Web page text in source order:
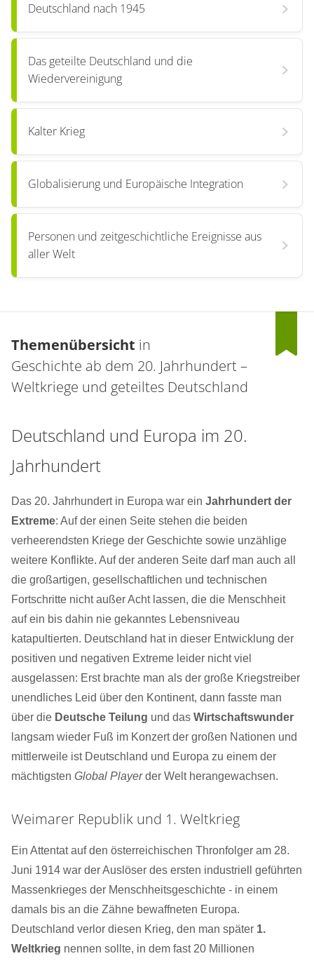
Deutschland nach 1945
Das geteilte Deutschland und die
Wiedervereinigung
Kalter Krieg
Globalisierung und Europäische Integration
Personen und zeitgeschichtliche Ereignisse aus
aller Welt
Themenübersicht in
Geschichte ab dem 20. Jahrhundert –
Weltkriege und geteiltes Deutschland
Deutschland und Europa im 20.
Jahrhundert
Das 20. Jahrhundert in Europa war ein Jahrhundert der
Extreme: Auf der einen Seite stehen die beiden
verheerendsten Kriege der Geschichte sowie unzählige
weitere Konflikte. Auf der anderen Seite darf man auch all
die großartigen, gesellschaftlichen und technischen
Fortschritte nicht außer Acht lassen, die die Menschheit
auf ein bis dahin nie gekanntes Lebensniveau
katapultierten. Deutschland hat in dieser Entwicklung der
positiven und negativen Extreme leider nicht viel
ausgelassen: Erst brachte man als der große Kriegstreiber
unendliches Leid über den Kontinent, dann fasste man
über die Deutsche Teilung und das Wirtschaftswunder
langsam wieder Fuß im Konzert der großen Nationen und
mittlerweile ist Deutschland und Europa zu einem der
mächtigsten Global Playerder Welt herangewachsen.
Weimarer Republik und 1. Weltkrieg
Ein Attentat auf den österreichischen Thronfolger am 28.
Juni 1914 war der Auslöser des ersten industriell geführten
Massenkrieges der Menschheitsgeschichte - in einem
damals bis an die Zähne bewaffneten Europa.
Deutschland verlor diesen Krieg, den man später 1.
Weltkrieg nennen sollte, in dem fast 20 Millionen